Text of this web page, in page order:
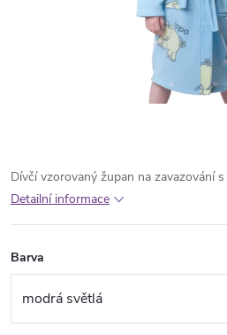
Dívčí vzorovaný župan na zavazování
Detailní informace
Barva